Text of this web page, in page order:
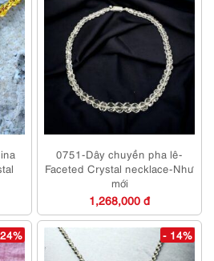
0751-Dây chuyền pha lê-
Faceted Crystal necklace-Như
mới
1,268,000 đ
- 14%